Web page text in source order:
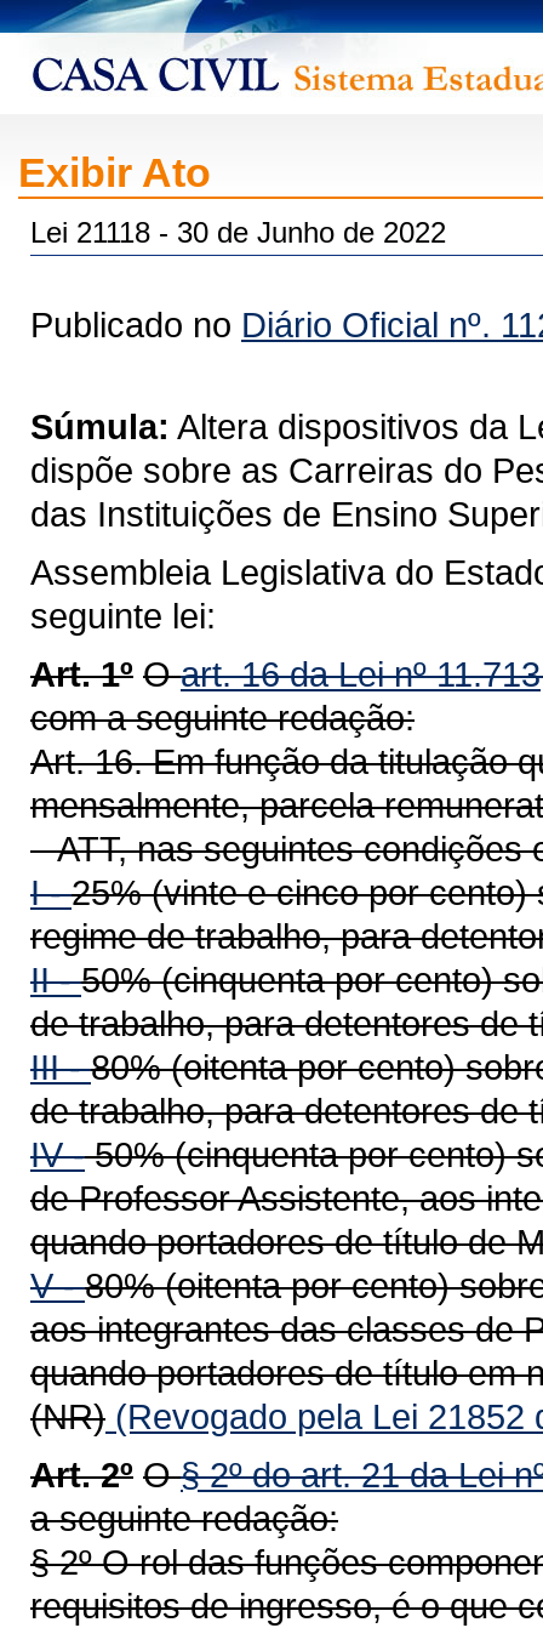
Exibir Ato
Lei 21118 - 30 de Junho de 2022
Publicado no Diário Oficial nº.
Súmula: Altera dispositivos da
dispõe sobre as Carreiras do
das Instituições de Ensino
Assembleia Legislativa do
seguinte lei:
Art. 1º Oart. 16 da Lei nº
com a seguinte redação:
Art. 16. Em função da titulação
mensalmente, parcela
– ATT, nas seguintes condições
I -25% (vinte e cinco por
regime de trabalho, para
II -50% (cinquenta por cento)
de trabalho, para detentores de
III -80% (oitenta por cento)
de trabalho, para detentores de
IV -50% (cinquenta por cento)
de Professor Assistente, aos
quando portadores de título de
V -80% (oitenta por cento)
aos integrantes das classes de
quando portadores de título em
(NR) (Revogado pela Lei 21852
Art. 2º O§ 2º do art. 21 da Lei
a seguinte redação:
§ 2º O rol das funções
requisitos de ingresso, é o que